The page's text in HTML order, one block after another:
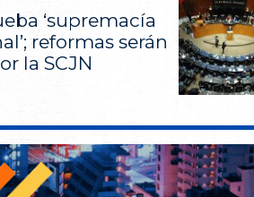
‘supremacía
reformas serán
la SCJN